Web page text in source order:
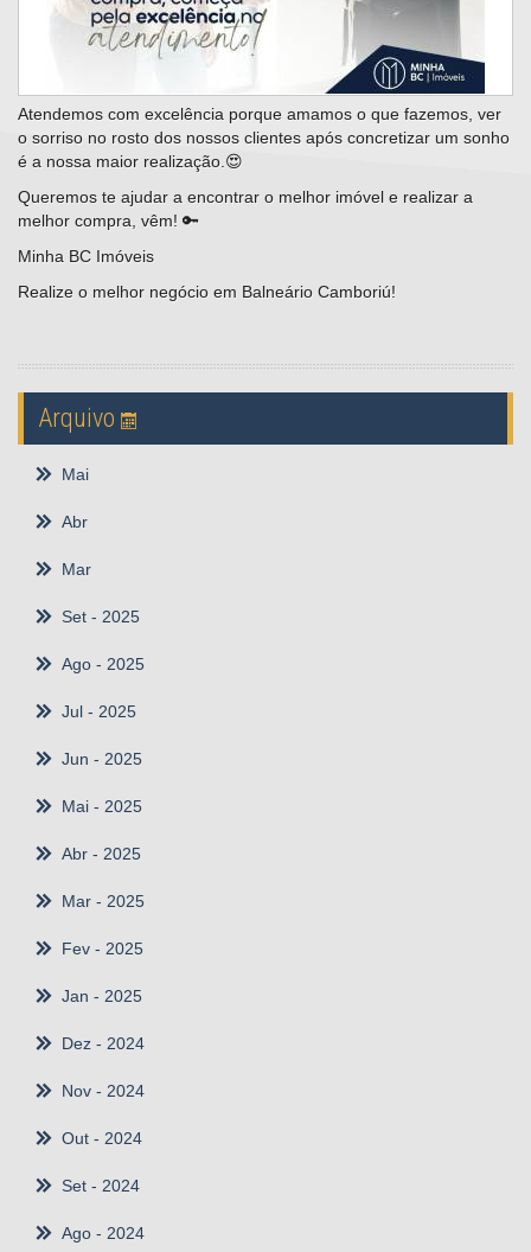
Atendemos com excelência porque amamos o que fazemos, ver
o sorriso no rosto dos nossos clientes após concretizar um sonho
é a nossa maior realização.😍⠀
Queremos te ajudar a encontrar o melhor imóvel e realizar a
melhor compra, vêm! 🔑
Minha BC Imóveis
Realize o melhor negócio em Balneário Camboriú!
Arquivo
Mai
Abr
Mar
Set - 2025
Ago - 2025
Jul - 2025
Jun - 2025
Mai - 2025
Abr - 2025
Mar - 2025
Fev - 2025
Jan - 2025
Dez - 2024
Nov - 2024
Out - 2024
Set - 2024
Ago - 2024